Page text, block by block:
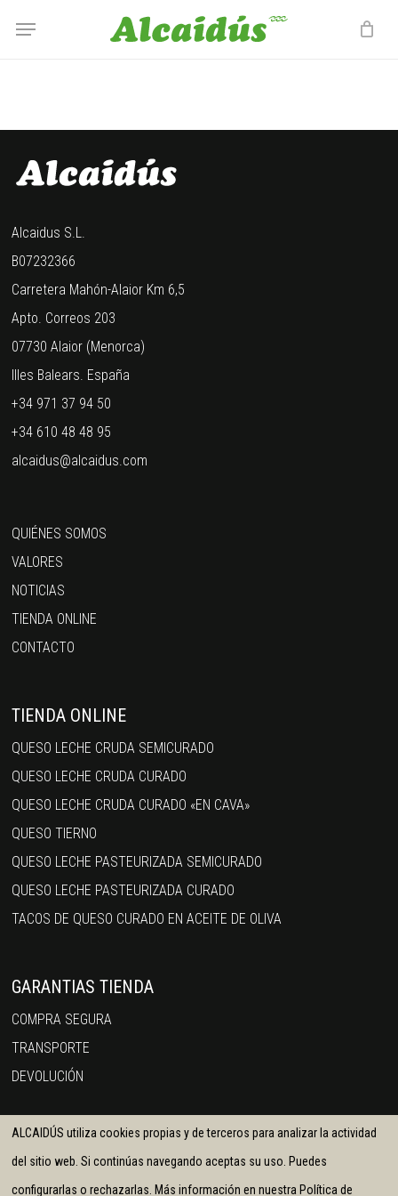
Menu
Alcaidus S.L.
B07232366
Carretera Mahón-Alaior Km 6,5
Apto. Correos 203
07730 Alaior (Menorca)
Illes Balears. España
+34 971 37 94 50
+34 610 48 48 95
alcaidus@alcaidus.com
QUIÉNES SOMOS
VALORES
NOTICIAS
TIENDA ONLINE
CONTACTO
TIENDA ONLINE
QUESO LECHE CRUDA SEMICURADO
QUESO LECHE CRUDA CURADO
QUESO LECHE CRUDA CURADO «EN CAVA»
QUESO TIERNO
QUESO LECHE PASTEURIZADA SEMICURADO
QUESO LECHE PASTEURIZADA CURADO
TACOS DE QUESO CURADO EN ACEITE DE OLIVA
GARANTIAS TIENDA
COMPRA SEGURA
TRANSPORTE
DEVOLUCIÓN
ALCAIDÚS utiliza cookies propias y de terceros para analizar la actividad
del sitio web. Si continúas navegando aceptas su uso. Puedes
configurarlas o rechazarlas. Más información en nuestra Política de